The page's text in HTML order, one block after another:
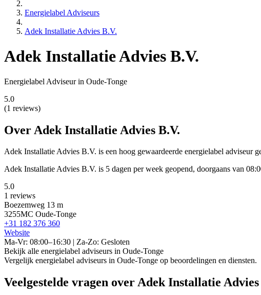
Energielabel Adviseurs
Adek Installatie Advies B.V.
Adek Installatie Advies B.V.
Energielabel Adviseur in Oude-Tonge
5.0
(1 reviews)
Over Adek Installatie Advies B.V.
Adek Installatie Advies B.V. is een hoog gewaardeerde energielabel adviseur
Adek Installatie Advies B.V. is 5 dagen per week geopend, doorgaans van
5.0
1 reviews
Boezemweg 13 m
3255MC Oude-Tonge
+31 182 376 360
Website
Ma-Vr: 08:00–16:30 | Za-Zo: Gesloten
Bekijk alle energielabel adviseurs in Oude-Tonge
Vergelijk energielabel adviseurs in Oude-Tonge op beoordelingen en diensten.
Veelgestelde vragen over Adek Installatie Advies